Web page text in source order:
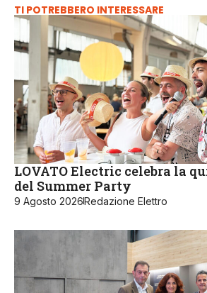
TI POTREBBERO INTERESSARE
LOVATO Electric celebra la
del Summer Party
9 Agosto 2026Redazione Elettro